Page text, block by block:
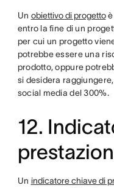
Un obiettivo di progettoè
entro la fine di un
per cui un progetto
potrebbe essere una
prodotto, oppure
si desidera
social media del 300%.
12.
Un indicatore chiave di